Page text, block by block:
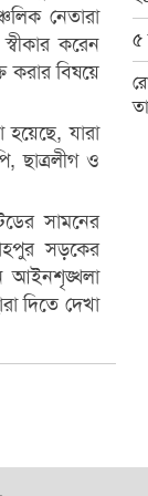
নেতারা
করেন
করার বিষয়ে
যারা
ছাত্রলীগ ও
সামনের
সড়কের
আইনশৃঙ্খলা
দিতে দেখা
৫